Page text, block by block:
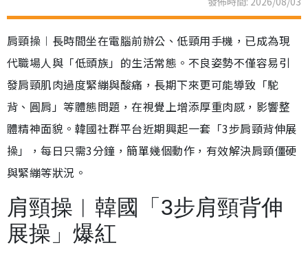
肩頸操︱長時間坐在電腦前辦公、低頸用手機，已成為現
代職場人與「低頭族」的生活常態。不良姿勢不僅容易引
發肩頸肌肉過度緊繃與酸痛，長期下來更可能導致「駝
背、圓肩」等體態問題，在視覺上增添厚重肉感，影響整
體精神面貌。韓國社群平台近期興起一套「3步肩頸背伸展
操」，每日只需3分鐘，簡單幾個動作，有效解決肩頸僵硬
與緊繃等狀況。
肩頸操︱韓國「3步肩頸背伸
展操」爆紅